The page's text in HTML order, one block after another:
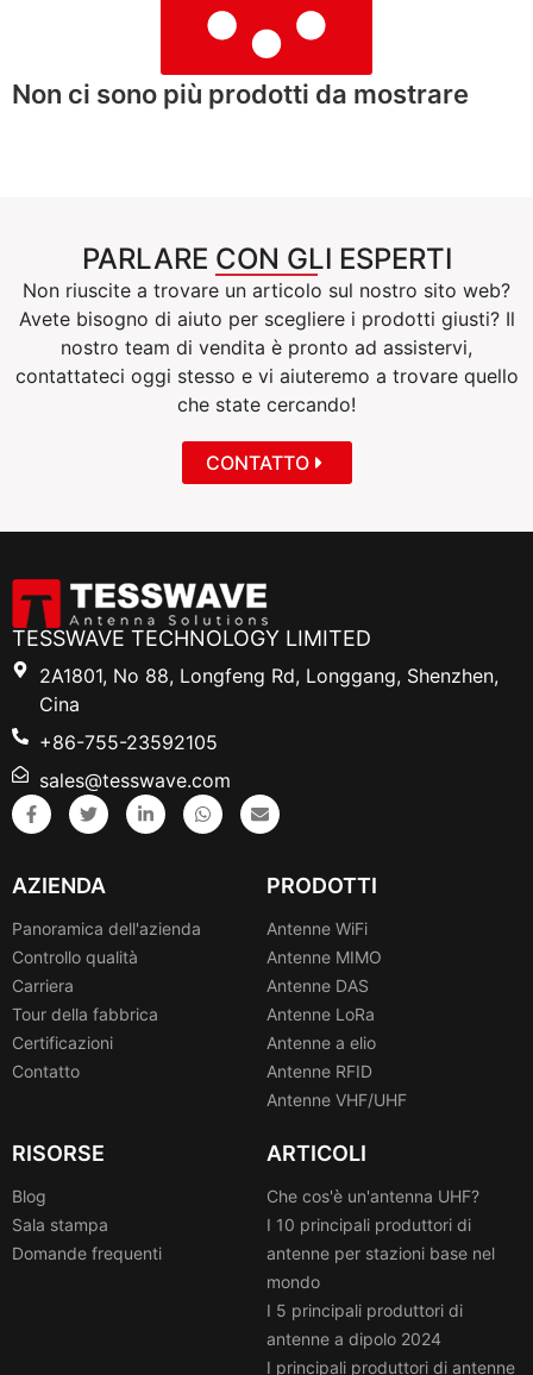
Non ci sono più prodotti da mostrare
PARLARE CON GLI ESPERTI
Non riuscite a trovare un articolo sul nostro sito web?
Avete bisogno di aiuto per scegliere i prodotti giusti? Il
nostro team di vendita è pronto ad assistervi,
contattateci oggi stesso e vi aiuteremo a trovare quello
che state cercando!
CONTATTO
TESSWAVE TECHNOLOGY LIMITED
2A1801, No 88, Longfeng Rd, Longgang, Shenzhen,
Cina
+86-755-23592105
sales@tesswave.com
AZIENDA
Panoramica dell'azienda
Controllo qualità
Carriera
Tour della fabbrica
Certificazioni
Contatto
PRODOTTI
Antenne WiFi
Antenne MIMO
Antenne DAS
Antenne LoRa
Antenne a elio
Antenne RFID
Antenne VHF/UHF
RISORSE
Blog
Sala stampa
Domande frequenti
ARTICOLI
Che cos'è un'antenna UHF?
I 10 principali produttori di
antenne per stazioni base nel
mondo
I 5 principali produttori di
antenne a dipolo 2024
I principali produttori di antenne